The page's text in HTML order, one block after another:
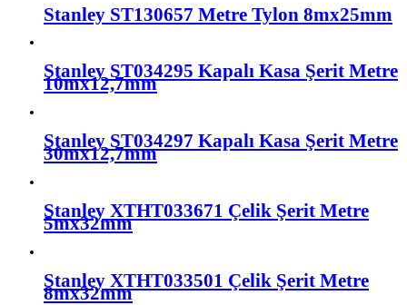
Stanley ST130657 Metre Tylon 8mx25mm
Stanley ST034295 Kapalı Kasa Şerit Metre
10mx12,7mm
Stanley ST034297 Kapalı Kasa Şerit Metre
30mx12,7mm
Stanley XTHT033671 Çelik Şerit Metre
5mx32mm
Stanley XTHT033501 Çelik Şerit Metre
8mx32mm